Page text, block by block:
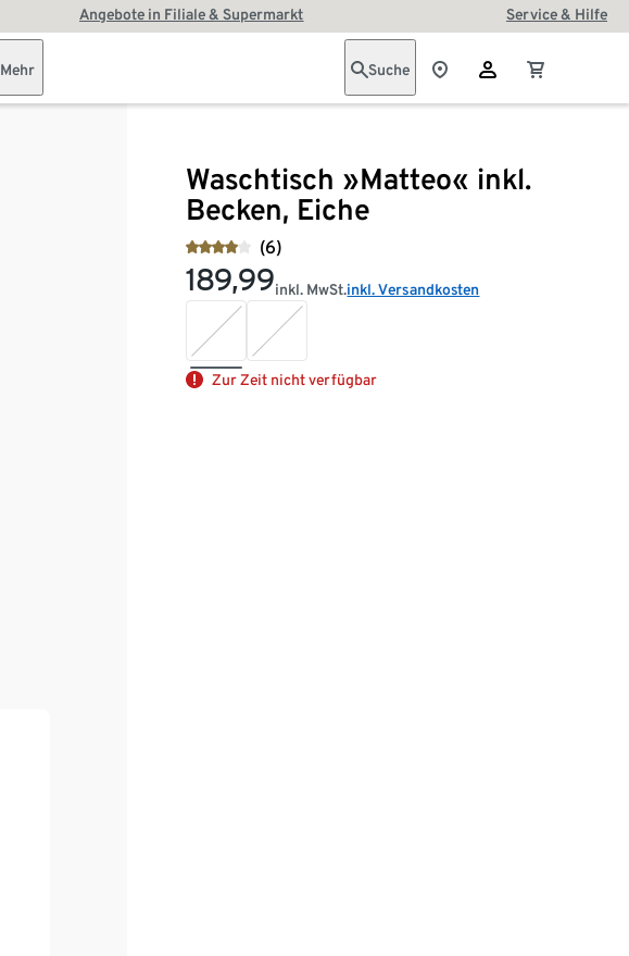
Angebote in Filiale & Supermarkt Service & Hilfe
Mehr Suche
Waschtisch »Matteo« inkl.
Becken, Eiche
(6)
189,99inkl. MwSt.inkl. Versandkosten
Zur Zeit nicht verfügbar